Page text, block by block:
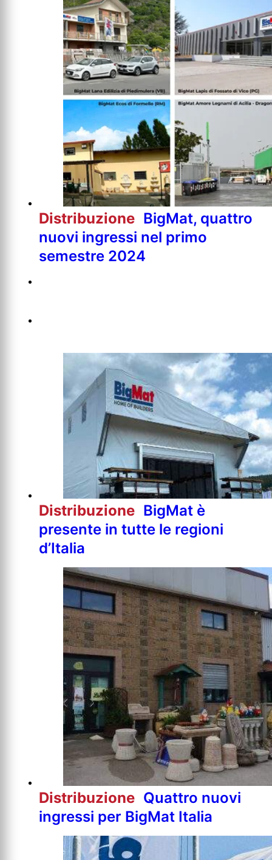
Distribuzione BigMat, quattro
nuovi ingressi nel primo
semestre 2024
Distribuzione BigMat è
presente in tutte le regioni
d’Italia
Distribuzione Quattro nuovi
ingressi per BigMat Italia